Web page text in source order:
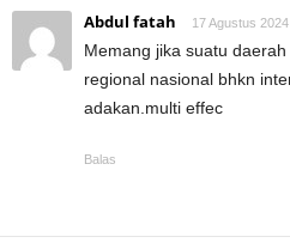
Abdul fatah 17 Agustus
Memang jika suatu
regional nasional bhkn
adakan.multi effec
Balas